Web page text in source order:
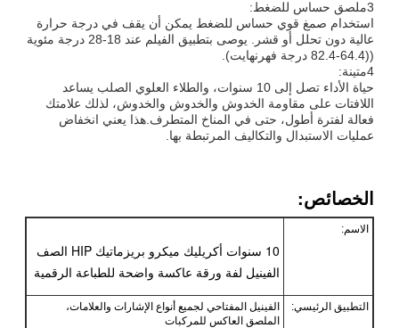
3ملصق حساس للضغط:
استخدام صمغ قوي حساس للضغط يمكن أن يقف في درجة حرارة
عالية دون تحلل أو قشر. يوصى بتطبيق الفيلم عند 18-28 درجة مئوية
((64.4-82.4 درجة فهرنهايت).
4متينة:
حياة الأداء تصل إلى 10 سنوات، والطلاء العلوي الصلب يساعد
اللافتات على مقاومة الخدوش والخدوش والخدوش، لذلك علامتك
فعالة لفترة أطول، حتى في المناخ المتطرف.هذا يعني انخفاض
عمليات الاستبدال والتكاليف المرتبطة بها.
الخصائص:
الاسم:
10 سنوات أكريليك ميكرو بريزماتيك HIP الصف
الفينيل لفة ورقة عاكسة واضحة للطباعة الرقمية
التطبيق الرئيسي:
الفينيل المفتاحي لجميع أنواع الإشارات والعلامات،
الملصق العاكس للمركبات